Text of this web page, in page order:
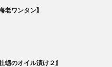
老ワンタン〗
蛎のオイル漬け２〗